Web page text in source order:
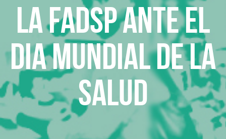
LA FADSP ANTE EL
DIA MUNDIAL DE LA
SALUD